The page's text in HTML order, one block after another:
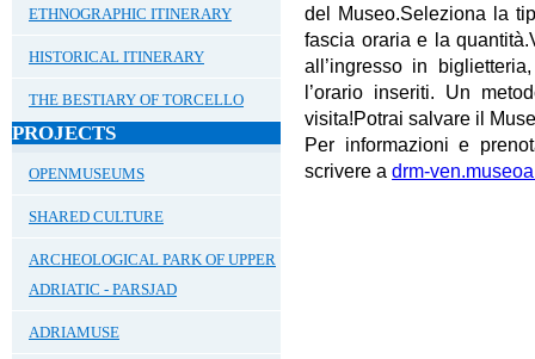
ETHNOGRAPHIC ITINERARY
HISTORICAL ITINERARY
THE BESTIARY OF TORCELLO
PROJECTS
OPENMUSEUMS
SHARED CULTURE
ARCHEOLOGICAL PARK OF UPPER
ADRIATIC - PARSJAD
ADRIAMUSE
del Museo.Seleziona la
fascia oraria e la
all’ingresso in biglietteria
l’orario inseriti. Un
visita!Potrai salvare il
Per informazioni e
scrivere adrm-